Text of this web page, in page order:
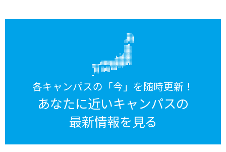
各キャンパスの「今」を随時更新！
あなたに近いキャンパスの
最新情報を見る